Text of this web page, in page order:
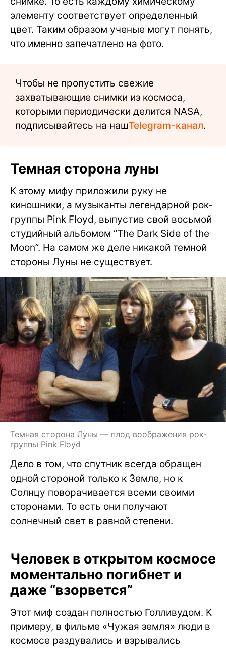
элементу соответствует определенный
цвет. Таким образом ученые могут понять,
что именно запечатлено на фото.
Чтобы не пропустить свежие
захватывающие снимки из космоса,
которыми периодически делится NASA,
подписывайтесь на нашTelegram-канал.
Темная сторона луны
К этому мифу приложили руку не
киношники, а музыканты легендарной рок-
группы Pink Floyd, выпустив свой восьмой
студийный альбомом “The Dark Side of the
Moon”. На самом же деле никакой темной
стороны Луны не существует.
Темная сторона Луны — плод воображения рок-
группы Pink Floyd
Дело в том, что спутник всегда обращен
одной стороной только к Земле, но к
Солнцу поворачивается всеми своими
сторонами. То есть они получают
солнечный свет в равной степени.
Человек в открытом космосе
моментально погибнет и
даже “взорвется”
Этот миф создан полностью Голливудом. К
примеру, в фильме «Чужая земля» люди в
космосе раздувались и взрывались